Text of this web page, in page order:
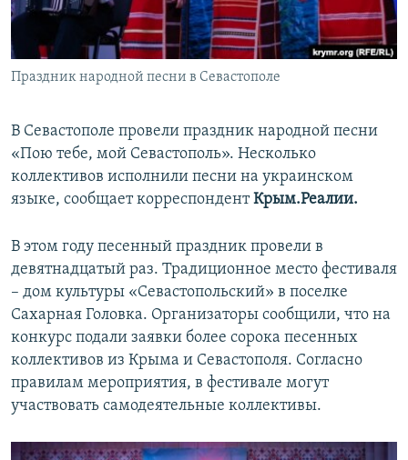
ПОБЕДИТЕЛЕЙ НЕ СУДЯТ?
КРЫМ.НЕПОКОРЕННЫЙ
ELIFBE
ПРИСОЕДИНЯЙТЕСЬ!
Все сайты RFE/RL
Праздник народной песни в Севастополе
В Севастополе провели праздник народной песни
«Пою тебе, мой Севастополь». Несколько
коллективов исполнили песни на украинском
языке, сообщает корреспондентКрым.Реалии.
В этом году песенный праздник провели в
девятнадцатый раз. Традиционное место фестиваля
– дом культуры «Севастопольский» в поселке
Сахарная Головка. Организаторы сообщили, что на
конкурс подали заявки более сорока песенных
коллективов из Крыма и Севастополя. Согласно
правилам мероприятия, в фестивале могут
участвовать самодеятельные коллективы.